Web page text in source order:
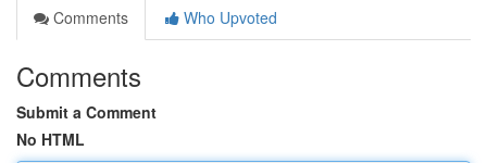
Comments
Who Upvoted
Comments
Submit a Comment
No HTML